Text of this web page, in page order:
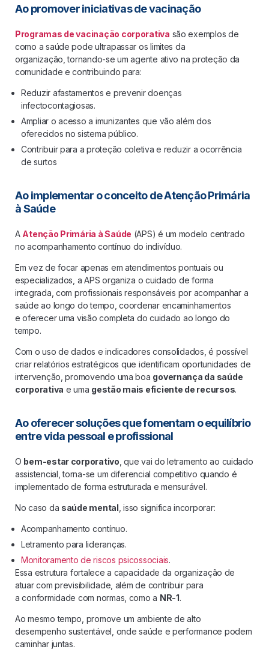
Ao promover iniciativas de vacinação
Programas de vacinação corporativa são exemplos de
como a saúde pode ultrapassar os limites da
organização, tornando-se um agente ativo na proteção da
comunidade e contribuindo para:
Reduzir afastamentos e prevenir doenças
infectocontagiosas.
Ampliar o acesso a imunizantes que vão além dos
oferecidos no sistema público.
Contribuir para a proteção coletiva e reduzir a ocorrência
de surtos
Ao implementar o conceito de Atenção Primária
à Saúde
A Atenção Primária à Saúde (APS) é um modelo centrado
no acompanhamento contínuo do indivíduo.
Em vez de focar apenas em atendimentos pontuais ou
especializados, a APS organiza o cuidado de forma
integrada, com profissionais responsáveis por acompanhar a
saúde ao longo do tempo, coordenar encaminhamentos
e oferecer uma visão completa do cuidado ao longo do
tempo.
Com o uso de dados e indicadores consolidados, é possível
criar relatórios estratégicos que identificam oportunidades de
intervenção, promovendo uma boa governança da saúde
corporativa e uma gestão mais eficiente de recursos.
Ao oferecer soluções que fomentam o equilíbrio
entre vida pessoal e profissional
O bem-estar corporativo, que vai do letramento ao cuidado
assistencial, torna-se um diferencial competitivo quando é
implementado de forma estruturada e mensurável.
No caso da saúde mental, isso significa incorporar:
Acompanhamento contínuo.
Letramento para lideranças.
Monitoramento de riscos psicossociais.
Essa estrutura fortalece a capacidade da organização de
atuar com previsibilidade, além de contribuir para
a conformidade com normas, como a NR-1.
Ao mesmo tempo, promove um ambiente de alto
desempenho sustentável, onde saúde e performance podem
caminhar juntas.